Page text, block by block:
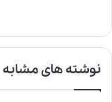
نوشته های مشابه